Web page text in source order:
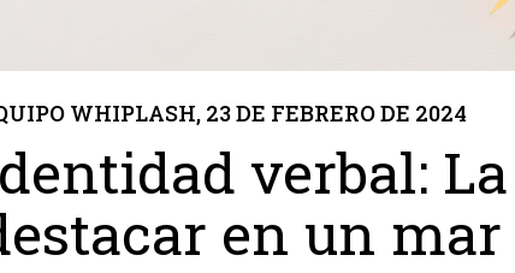
WHIPLASH, 23 DE FEBRERO DE 2024
verbal:
en un